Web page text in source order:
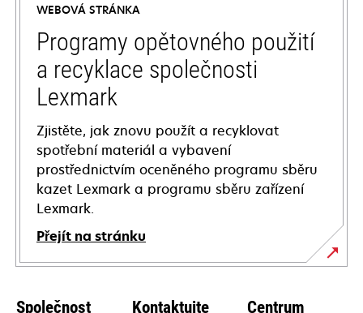
new
tab
WEBOVÁ STRÁNKA
Programy opětovného použití
a recyklace společnosti
Lexmark
Zjistěte, jak znovu použít a recyklovat
spotřební materiál a vybavení
prostřednictvím oceněného programu sběru
kazet Lexmark a programu sběru zařízení
Lexmark.
Přejít na stránku
Společnost Kontaktujte Centrum